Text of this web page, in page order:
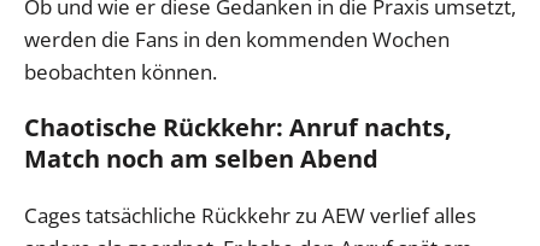
Ob und wie er diese Gedanken in die Praxis umsetzt,
werden die Fans in den kommenden Wochen
beobachten können.
Chaotische Rückkehr: Anruf nachts,
Match noch am selben Abend
Cages tatsächliche Rückkehr zu AEW verlief alles